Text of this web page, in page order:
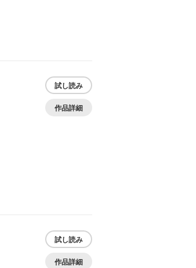
試し読み
作品詳細
試し読み
作品詳細